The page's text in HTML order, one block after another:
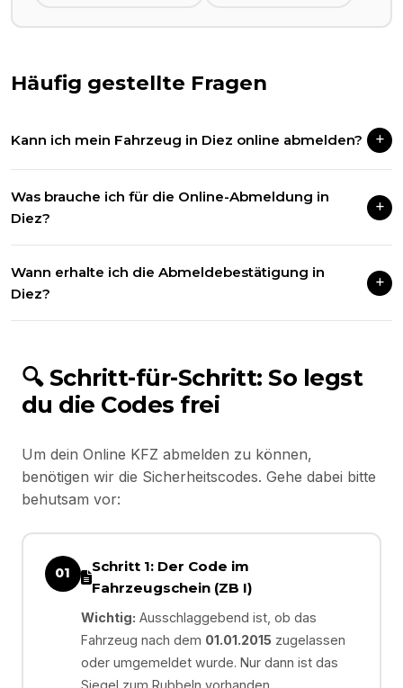
Häufig gestellte Fragen
Kann ich mein Fahrzeug in Diez online abmelden?
Wir erledigen die Abmeldung vollständig digital für Sie.
Was brauche ich für die Online-Abmeldung in
Diez?
sowie beide Kennzeichen mit sichtbaren Sicherheitscodes.
Wann erhalte ich die Abmeldebestätigung in
Diez?
🔍 Schritt-für-Schritt: So legst
du die Codes frei
Um dein Online KFZ abmelden zu können,
benötigen wir die Sicherheitscodes. Gehe dabei bitte
behutsam vor:
01
Schritt 1: Der Code im
Fahrzeugschein (ZB I)
Wichtig: Ausschlaggebend ist, ob das
Fahrzeug nach dem 01.01.2015 zugelassen
oder umgemeldet wurde. Nur dann ist das
Siegel zum Rubbeln vorhanden.